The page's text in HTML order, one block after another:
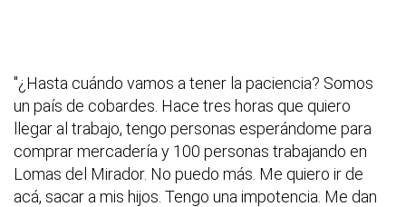
"¿Hasta cuándo vamos a tener la paciencia? Somos
un país de cobardes. Hace tres horas que quiero
llegar al trabajo, tengo personas esperándome para
comprar mercadería y 100 personas trabajando en
Lomas del Mirador. No puedo más. Me quiero ir de
acá, sacar a mis hijos. Tengo una impotencia. Me dan